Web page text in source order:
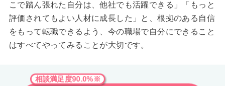
こで踏ん張れた自分は、他社でも活躍できる」「もっと
評価されてもよい人材に成長した」と、根拠のある自信
をもって転職できるよう、今の職場で自分にできること
はすべてやってみることが大切です。
相談満足度90.0%※